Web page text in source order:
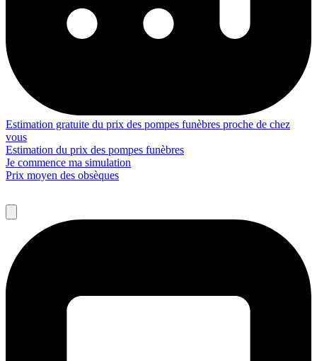
Estimation gratuite du prix des pompes funèbres proche de chez
vous
Estimation du prix des pompes funèbres
Je commence ma simulation
Prix moyen des obsèques